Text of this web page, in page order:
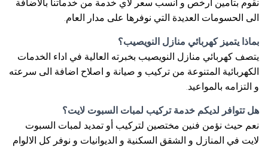
نقوم بتأمين ارخص و انسب سعر لأي خدمة من خدماتنا بالاضافة
الى الحسومات العديدة التي نوفرها على مدار العام.
بماذا يتميز كهربائي منازل النويصيب؟
يتصف كهربائي منازل النويصيب بخبرته العالية في اداء الخدمات
الكهربائية المتنوعة من تركيب و صيانة و اصلاح اضافة الى سرعته
و التزامه بالمواعيد.
هل تتوافر لديكم خدمة تركيب لمبات السبوت لايت؟
نعم حيث نؤمن فنين مختصين لتركيب أو تمديد لمبات السبوت
لايت في المنازل و الشقق السكنية و الديوانيات و نوفر كل الالوام